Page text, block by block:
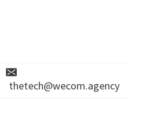
thetech@wecom.agency